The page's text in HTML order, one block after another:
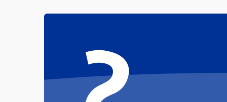
Электроника